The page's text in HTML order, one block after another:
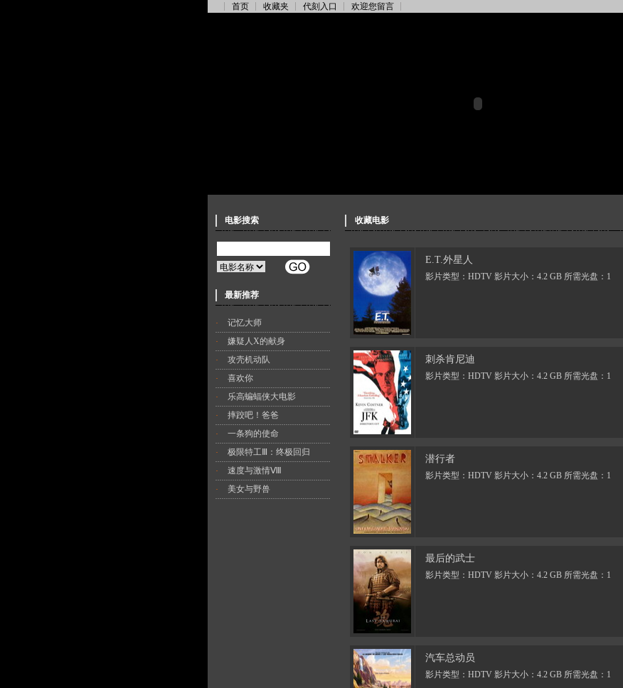
首页 收藏夹 代刻入口 欢迎您留言
电影搜索
最新推荐
·
记忆大师
·
嫌疑人X的献身
·
攻壳机动队
·
喜欢你
·
乐高蝙蝠侠大电影
·
摔跤吧！爸爸
·
一条狗的使命
·
极限特工Ⅲ：终极回归
·
速度与激情Ⅷ
·
美女与野兽
收藏电影
E.T.外星人
影片类型：HDTV 影片大小：4.2 GB 所需光盘：1
刺杀肯尼迪
影片类型：HDTV 影片大小：4.2 GB 所需光盘：1
潜行者
影片类型：HDTV 影片大小：4.2 GB 所需光盘：1
最后的武士
影片类型：HDTV 影片大小：4.2 GB 所需光盘：1
汽车总动员
影片类型：HDTV 影片大小：4.2 GB 所需光盘：1